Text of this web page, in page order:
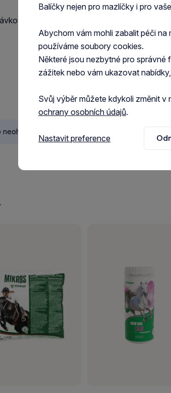
Při podávání delším než 6 měsíců
Balíčky nejen pro mazlíčky i pro
Abychom vám mohli zabalit péči
používáme soubory cookies.
Některé jsou nezbytné pro správné
zážitek nebo vám ukazovat
Svůj výběr můžete kdykoli změnit
ochrany osobních údajů.
Nastavit preference